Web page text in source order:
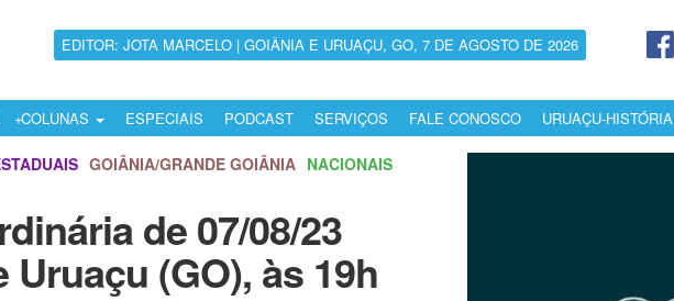
EDITOR: JOTA MARCELO | GOIÂNIA E URUAÇU, GO, 7 DE AGOSTO DE 2026
COLUNAS ESPECIAIS PODCAST SERVIÇOS FALE CONOSCO URUAÇU-HISTÓRIA
GOIÂNIA/GRANDE GOIÂNIA NACIONAIS
de 07/08/23
(GO), às 19h